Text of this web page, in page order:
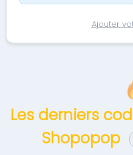
Ajouter
Les derniers
Shopopop